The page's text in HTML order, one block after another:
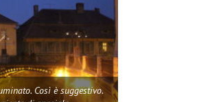
Così è suggestivo.